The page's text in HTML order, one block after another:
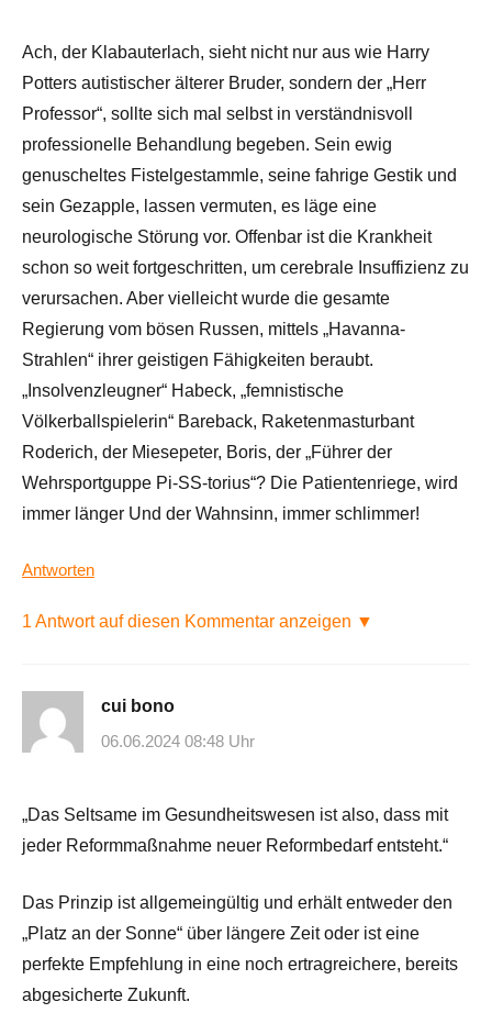
Ach, der Klabauterlach, sieht nicht nur aus wie Harry
Potters autistischer älterer Bruder, sondern der „Herr
Professor“, sollte sich mal selbst in verständnisvoll
professionelle Behandlung begeben. Sein ewig
genuscheltes Fistelgestammle, seine fahrige Gestik und
sein Gezapple, lassen vermuten, es läge eine
neurologische Störung vor. Offenbar ist die Krankheit
schon so weit fortgeschritten, um cerebrale Insuffizienz zu
verursachen. Aber vielleicht wurde die gesamte
Regierung vom bösen Russen, mittels „Havanna-
Strahlen“ ihrer geistigen Fähigkeiten beraubt.
„Insolvenzleugner“ Habeck, „femnistische
Völkerballspielerin“ Bareback, Raketenmasturbant
Roderich, der Miesepeter, Boris, der „Führer der
Wehrsportguppe Pi-SS-torius“? Die Patientenriege, wird
immer länger Und der Wahnsinn, immer schlimmer!
Antworten
1 Antwort auf diesen Kommentar anzeigen ▼
cui bono
06.06.2024 08:48 Uhr
„Das Seltsame im Gesundheitswesen ist also, dass mit
jeder Reformmaßnahme neuer Reformbedarf entsteht.“
Das Prinzip ist allgemeingültig und erhält entweder den
„Platz an der Sonne“ über längere Zeit oder ist eine
perfekte Empfehlung in eine noch ertragreichere, bereits
abgesicherte Zukunft.